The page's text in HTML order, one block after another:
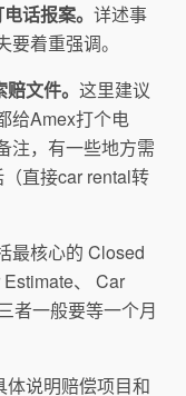
话报案。 详述事
着重强调。
文件。 这里建议
给Amex打个电
， 有一些地方需
直接car rental转
最核心的 Closed
、 Car
者一般要等一个月
体说明赔偿项目和